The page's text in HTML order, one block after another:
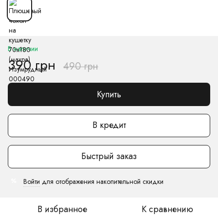
В наличии
390 грн 490 грн
Купить
В кредит
Быстрый заказ
Войти для отображения накопительной скидки
В избранное К сравнению